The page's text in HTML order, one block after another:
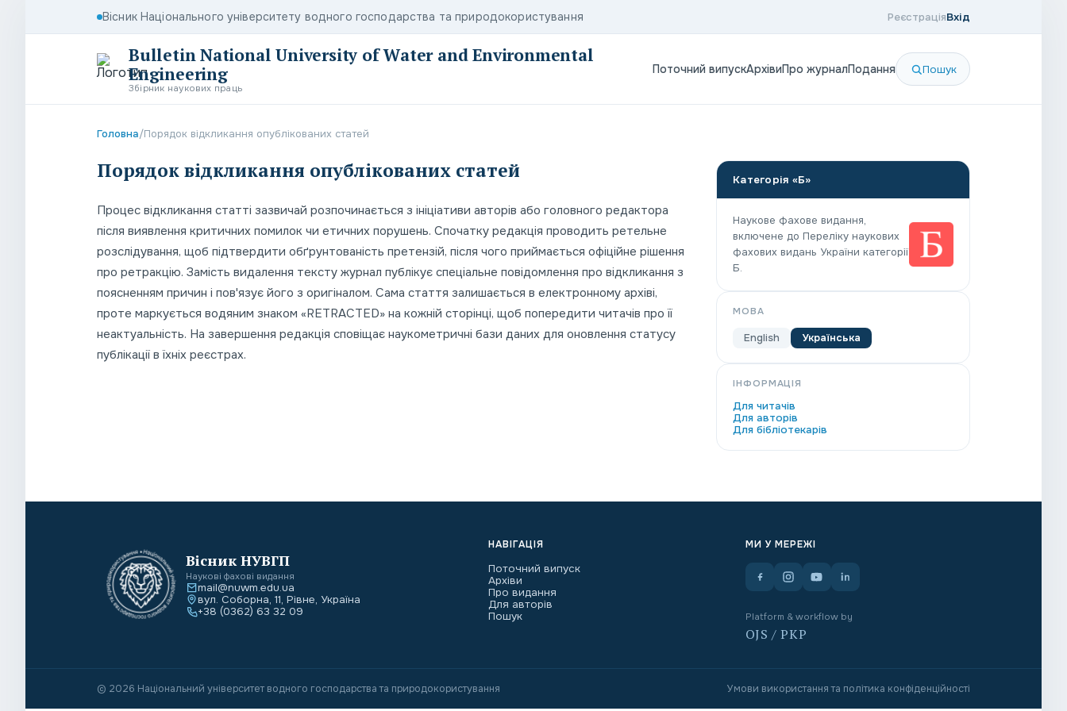
Вісник Національного університету водного господарства та природокористування РеєстраціяВхід
Bulletin National University of Water and Environmental
Engineering
Збірник наукових праць
Поточний випускАрхівиПро журналПодання Пошук
Головна/Порядок відкликання опублікованих статей
Порядок відкликання опублікованих статей
Процес відкликання статті зазвичай розпочинається з ініціативи авторів або головного редактора
після виявлення критичних помилок чи етичних порушень. Спочатку редакція проводить ретельне
розслідування, щоб підтвердити обґрунтованість претензій, після чого приймається офіційне рішення
про ретракцію. Замість видалення тексту журнал публікує спеціальне повідомлення про відкликання з
поясненням причин і пов'язує його з оригіналом. Сама стаття залишається в електронному архіві,
проте маркується водяним знаком «RETRACTED» на кожній сторінці, щоб попередити читачів про її
неактуальність. На завершення редакція сповіщає наукометричні бази даних для оновлення статусу
публікації в їхніх реєстрах.
Категорія «Б»
Наукове фахове видання,
включене до Переліку наукових
фахових видань України категорії
Б.
МОВА
English Українська
ІНФОРМАЦІЯ
Для читачів
Для авторів
Для бібліотекарів
Вісник НУВГП
Наукові фахові видання
mail@nuwm.edu.ua
вул. Соборна, 11, Рівне, Україна
+38 (0362) 63 32 09
НАВІГАЦІЯ
Поточний випуск
Архіви
Про видання
Для авторів
Пошук
МИ У МЕРЕЖІ
Platform & workflow by
OJS / PKP
© 2026 Національний університет водного господарства та природокористування Умови використання та політика конфіденційності